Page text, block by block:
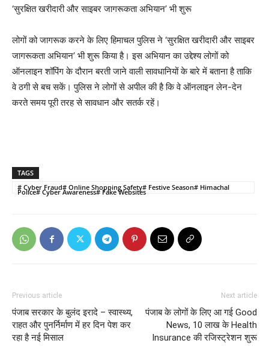
‘सुरक्षित खरीदारी और साइबर जागरूकता अभियान’ भी शुरू
लोगों को जागरूक करने के लिए हिमाचल पुलिस ने ‘सुरक्षित खरीदारी और साइबर
जागरूकता अभियान’ भी शुरू किया है। इस अभियान का उद्देश्य लोगों को
ऑनलाइन शॉपिंग के दौरान बरती जाने वाली सावधानियों के बारे में बताना है ताकि
वे ठगी से बच सकें। पुलिस ने लोगों से अपील की है कि वे ऑनलाइन लेन-देन
करते समय पूरी तरह से सावधान और सतर्क रहें।
TAGS
# Cyber Fraud# Online Shopping Safety# Festive Season# Himachal
Police# Cyber Awareness# Fake Websites
Previous article
पंजाब सरकार के बुलंद इरादे – स्वास्थ्य,
राहत और पुनर्निर्माण में हर दिन पेश कर
रहा है नई मिसाल
Next article
पंजाब के लोगों के लिए आ गई Good
News, 10 लाख के Health
Insurance की रजिस्ट्रेशन शुरू